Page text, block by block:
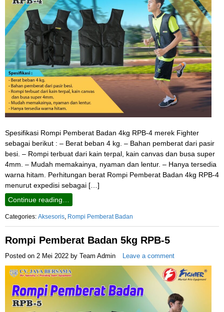
Spesifikasi Rompi Pemberat Badan 4kg RPB-4 merek Fighter
sebagai berikut : – Berat beban 4 kg. – Bahan pemberat dari pasir
besi. – Rompi terbuat dari kain terpal, kain canvas dan busa super
4mm. – Mudah memakainya, nyaman dan lentur. – Hanya tersedia
warna hitam. Perhitungan berat Rompi Pemberat Badan 4kg RPB-4
menurut expedisi sebagai […]
Continue reading…
Categories: Aksesoris Rompi Pemberat Badan
Rompi Pemberat Badan 5kg RPB-5
Posted on 2 Mei 2022 by Team Admin Leave a comment